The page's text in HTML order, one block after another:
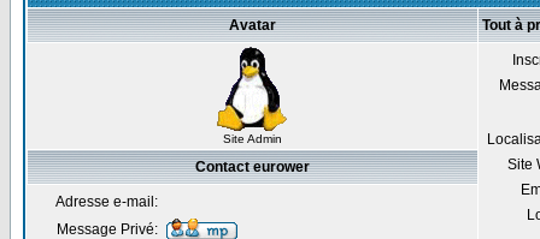
Avatar Tout à
Site Admin
Site
Contact eurower
Adresse e-mail:
Message Privé: